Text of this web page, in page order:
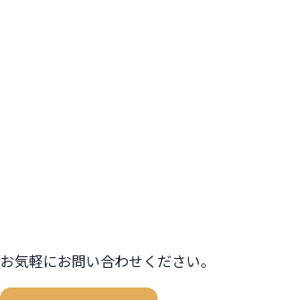
お気軽にお問い合わせください。